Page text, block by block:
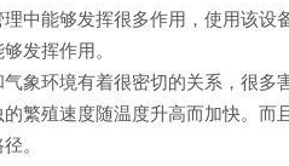
理中能够发挥很多作用，使用该设
发挥作用。
象环境有着很密切的关系，很多
繁殖速度随温度升高而加快。而
。